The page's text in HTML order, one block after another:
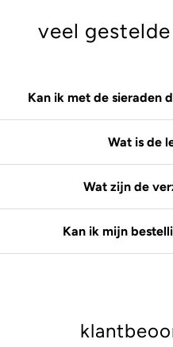
veel
Kan ik met de sieraden
Wat is de
Wat zijn de
Kan ik mijn